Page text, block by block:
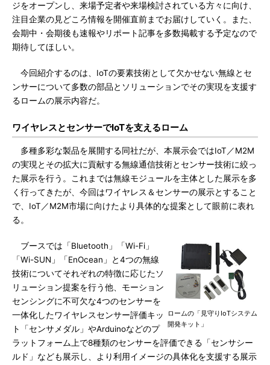
ジをオープンし、来場予定者や来場検討されている方々に向け、
注目企業の見どころ情報を開催直前までお届けしていく。また、
会期中・会期後も速報やリポート記事を多数掲載する予定なので
期待してほしい。
今回紹介するのは、IoTの要素技術として欠かせない無線とセ
ンサーについて多数の部品とソリューションでその実現を支援す
るロームの展示内容だ。
ワイヤレスとセンサーでIoTを支えるローム
多種多彩な製品を展開する同社だが、本展示会ではIoT／M2M
の実現とその拡大に貢献する無線通信技術とセンサー技術に絞っ
た展示を行う。これまでは無線モジュールを主体とした展示を多
く行ってきたが、今回はワイヤレス＆センサーの展示とすること
で、IoT／M2M市場に向けたより具体的な提案として眼前に表れ
る。
ロームの「見守りIoTシステム
開発キット」
ブースでは「Bluetooth」「Wi-Fi」
「Wi-SUN」「EnOcean」と4つの無線
技術についてそれぞれの特徴に応じたソ
リューション提案を行う他、モーション
センシングに不可欠な4つのセンサーを
一体化したワイヤレスセンサー評価キッ
ト「センサメダル」やArduinoなどのプ
ラットフォーム上で8種類のセンサーを評価できる「センサシー
ルド」なども展示し、より利用イメージの具体化を支援する展示